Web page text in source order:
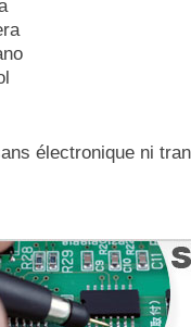
électronique ni